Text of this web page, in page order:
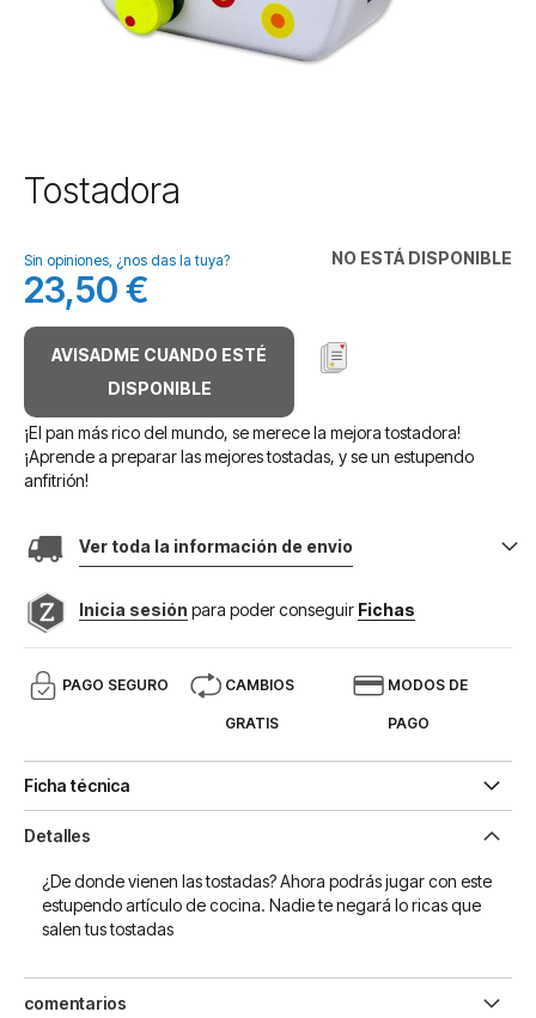
Saltar
al
de
la
galería
de
imágenes
Tostadora
NO ESTÁ DISPONIBLE
Sin opiniones, ¿nos das la tuya?
23,50 €
AVISADME CUANDO ESTÉ
DISPONIBLE
¡El pan más rico del mundo, se merece la mejora tostadora!
¡Aprende a preparar las mejores tostadas, y se un estupendo
anfitrión!
Ver toda la información de envio
Inicia sesión para poder conseguir Fichas
PAGO SEGURO CAMBIOS
GRATIS
MODOS DE
PAGO
Ficha técnica
Detalles
¿De donde vienen las tostadas? Ahora podrás jugar con este
estupendo artículo de cocina. Nadie te negará lo ricas que
salen tus tostadas
comentarios